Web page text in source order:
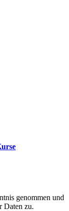
genommen und
Daten zu.